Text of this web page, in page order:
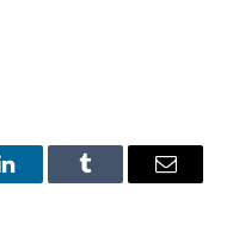
LinkedInTumblr Email